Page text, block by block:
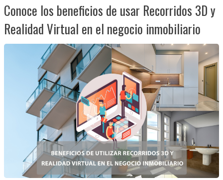
Conoce los beneficios de usar Recorridos 3D y
Realidad Virtual en el negocio inmobiliario